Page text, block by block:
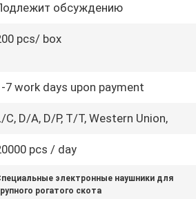
обсуждению
pcs/ box
7 work days upon payment
C, D/A, D/P, T/T, Western Union,
pcs / day
электронные наушники для
рогатого скота